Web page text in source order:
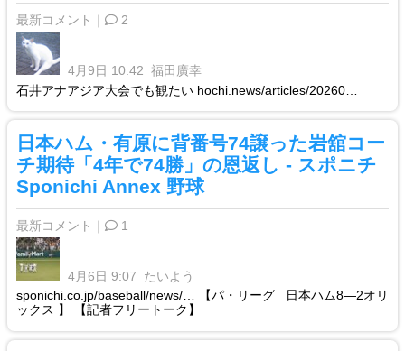
最新コメント｜ 2
4月9日 10:42 福田廣幸
石井アナアジア大会でも観たい hochi.news/articles/20260…
日本ハム・有原に背番号74譲った岩舘コー
チ期待「4年で74勝」の恩返し - スポニチ
Sponichi Annex 野球
最新コメント｜ 1
4月6日 9:07
たいよう
sponichi.co.jp/baseball/news/… 【パ・リーグ 日本ハム8―2オリ
ックス 】 【記者フリートーク】